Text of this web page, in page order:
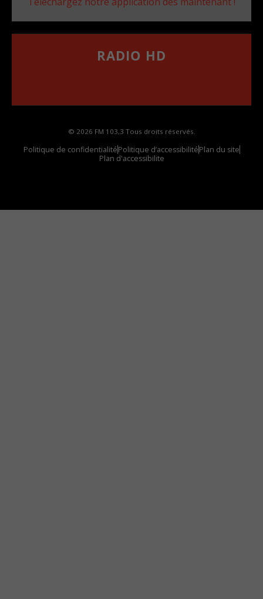
RADIO HD
© 2026 FM 103,3 Tous droits réservés.
Politique de confidentialitéPolitique d’accessibilitéPlan du site
Plan d'accessibilite